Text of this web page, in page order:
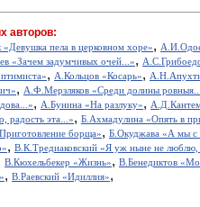
авторов:
«Девушка пела в церковном хоре»,
«Зачем задумчивых очей...»,
, А.Кольцов «Косарь»,
, А.Ф.Мерзляков «Среди долины
, А.Бунина «На разлуку»,
радость эта...», Б.Ахмадулина «Опять в
борща», Б.Окуджава «А мы с
, В.К.Тредиаковский «Я уж ныне не люблю,
В.Кюхельбекер «Жизнь», В.Бенедиктов
, В.Раевский «Идиллия»,